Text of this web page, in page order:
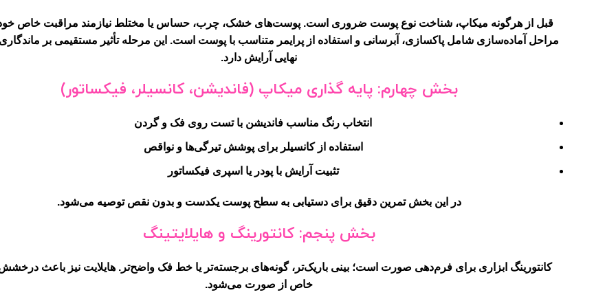
قبل از هرگونه میکاپ، شناخت نوع پوست ضروری است. پوست‌های خشک، چرب، حساس یا مختلط نیازمند مراقبت خاص
مراحل آماده‌سازی شامل پاکسازی، آبرسانی و استفاده از پرایمر متناسب با پوست است. این مرحله تأثیر مستقیمی بر
نهایی آرایش دارد.
بخش چهارم: پایه گذاری میکاپ (فاندیشن، کانسیلر، فیکساتور)
انتخاب رنگ مناسب فاندیشن با تست روی فک و گردن
استفاده از کانسیلر برای پوشش تیرگی‌ها و نواقص
تثبیت آرایش با پودر یا اسپری فیکساتور
در این بخش تمرین دقیق برای دستیابی به سطح پوست یکدست و بدون نقص توصیه می‌شود.
بخش پنجم: کانتورینگ و هایلایتینگ
کانتورینگ ابزاری برای فرم‌دهی صورت است؛ بینی باریک‌تر، گونه‌های برجسته‌تر یا خط فک واضح‌تر. هایلایت نیز باعث
خاص از صورت می‌شود.